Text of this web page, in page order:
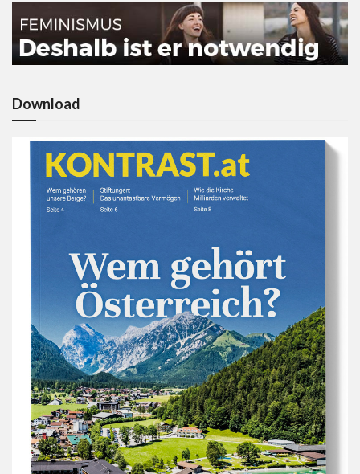
Download